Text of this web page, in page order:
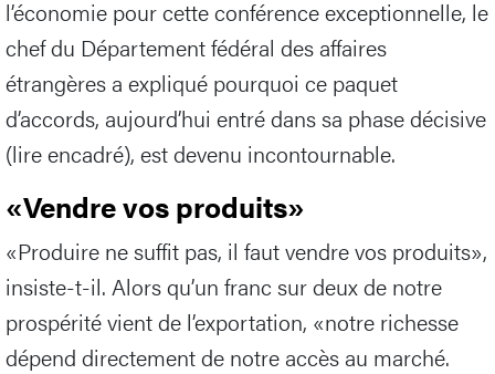
l’économie pour cette conférence exceptionnelle, le
chef du Département fédéral des affaires
étrangères a expliqué pourquoi ce paquet
d’accords, aujourd’hui entré dans sa phase décisive
(lire encadré), est devenu incontournable.
«Vendre vos produits»
«Produire ne suffit pas, il faut vendre vos produits»,
insiste-t-il. Alors qu’un franc sur deux de notre
prospérité vient de l’exportation, «notre richesse
dépend directement de notre accès au marché.